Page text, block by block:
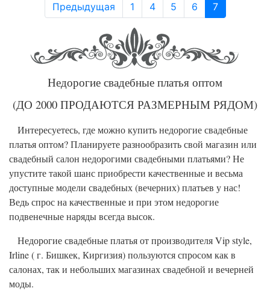
Предыдущая 1 4 5 6 7
Недорогие свадебные платья оптом
(ДО 2000 ПРОДАЮТСЯ РАЗМЕРНЫМ РЯДОМ)
Интересуетесь, где можно купить недорогие свадебные
платья оптом? Планируете разнообразить свой магазин или
свадебный салон недорогими свадебными платьями? Не
упустите такой шанс приобрести качественные и весьма
доступные модели свадебных (вечерних) платьев у нас!
Ведь спрос на качественные и при этом недорогие
подвенечные наряды всегда высок.
Недорогие свадебные платья от производителя Vip style,
Irline ( г. Бишкек, Киргизия) пользуются спросом как в
салонах, так и небольших магазинах свадебной и вечерней
моды.